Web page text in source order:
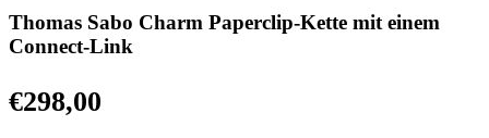
Thomas Sabo Charm Paperclip-Kette mit einem
Connect-Link
€298,00